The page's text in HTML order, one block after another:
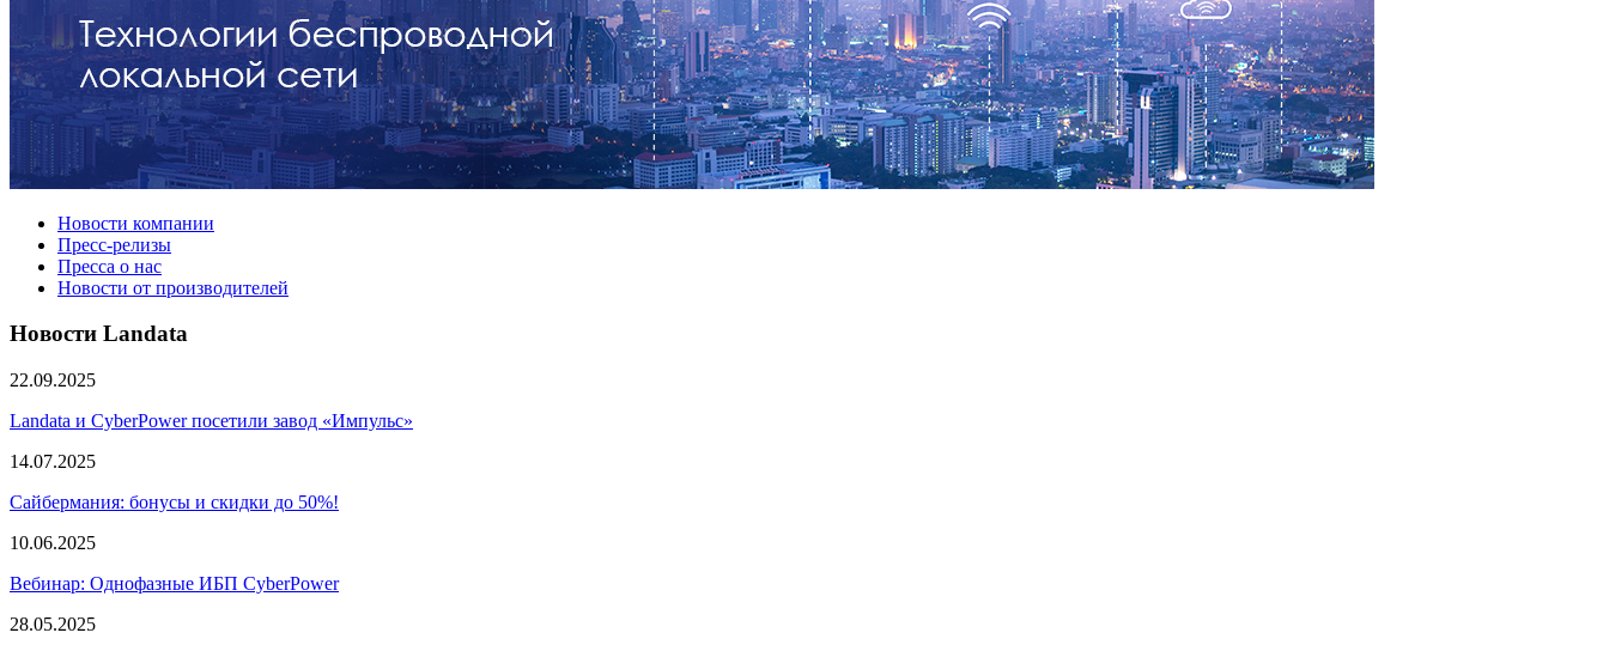
Новости компании
Пресс-релизы
Пресса о нас
Новости от производителей
Новости Landata
22.09.2025
Landata и CyberPower посетили завод «Импульс»
14.07.2025
Сайбермания: бонусы и скидки до 50%!
10.06.2025
Вебинар: Однофазные ИБП CyberPower
28.05.2025